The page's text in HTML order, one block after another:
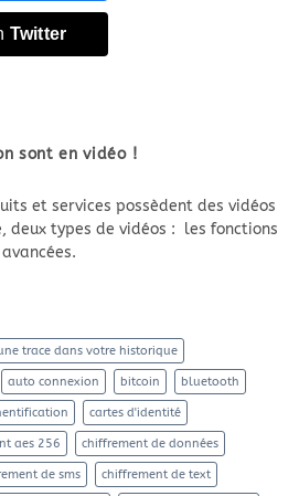
Twitter
sont en vidéo !
et services possèdent des vidéos
deux types de vidéos : les fonctions
trace dans votre historique
auto connexion bitcoin bluetooth
cartes d'identité
aes 256 chiffrement de données
de sms chiffrement de text